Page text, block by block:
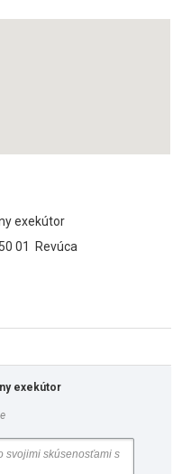
exekútor
01 Revúca
exekútor